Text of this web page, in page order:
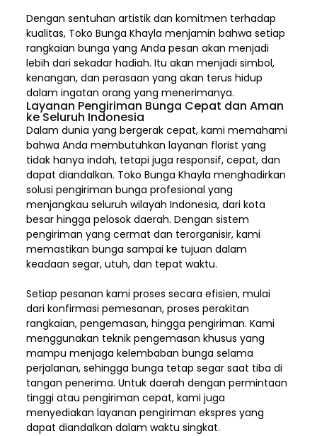
Dengan sentuhan artistik dan komitmen terhadap
kualitas, Toko Bunga Khayla menjamin bahwa setiap
rangkaian bunga yang Anda pesan akan menjadi
lebih dari sekadar hadiah. Itu akan menjadi simbol,
kenangan, dan perasaan yang akan terus hidup
dalam ingatan orang yang menerimanya.
Layanan Pengiriman Bunga Cepat dan Aman
ke Seluruh Indonesia
Dalam dunia yang bergerak cepat, kami memahami
bahwa Anda membutuhkan layanan florist yang
tidak hanya indah, tetapi juga responsif, cepat, dan
dapat diandalkan. Toko Bunga Khayla menghadirkan
solusi pengiriman bunga profesional yang
menjangkau seluruh wilayah Indonesia,dari kota
besar hingga pelosok daerah. Dengan sistem
pengiriman yang cermat dan terorganisir, kami
memastikan bunga sampai ke tujuan dalam
keadaan segar, utuh, dan tepat waktu.
Setiap pesanan kami proses secara efisien, mulai
dari konfirmasi pemesanan, proses perakitan
rangkaian, pengemasan, hingga pengiriman. Kami
menggunakan teknik pengemasan khusus yang
mampu menjaga kelembaban bunga selama
perjalanan, sehingga bunga tetap segar saat tiba di
tangan penerima. Untuk daerah dengan permintaan
tinggi atau pengiriman cepat, kami juga
menyediakan layanan pengiriman ekspres yang
dapat diandalkan dalam waktu singkat.